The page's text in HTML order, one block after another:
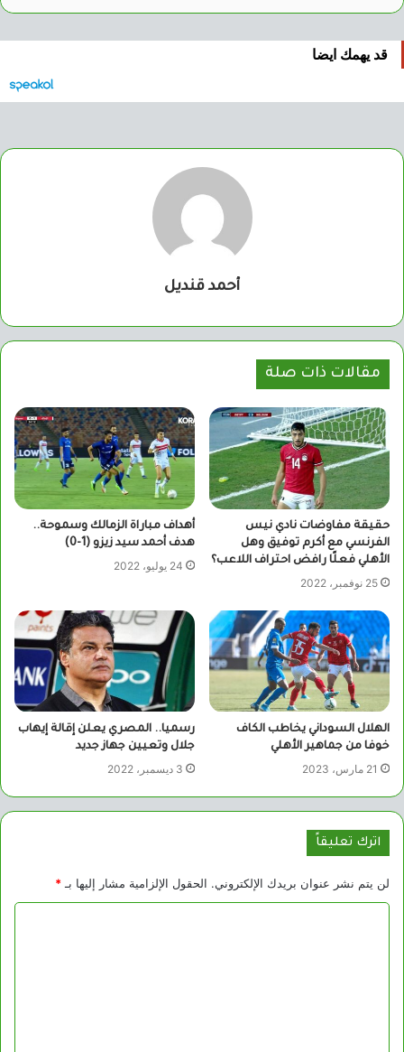
قد يهمك ايضا
أحمد قنديل
مقالات ذات صلة
حقيقة مفاوضات نادي نيس
الفرنسي مع أكرم توفيق وهل
الأهلي فعلًا رافض احتراف اللاعب؟
25 نوفمبر، 2022
أهداف مباراة الزمالك وسموحة..
هدف أحمد سيد زيزو (1-0)
24 يوليو، 2022
الهلال السوداني يخاطب الكاف
خوفا من جماهير الأهلي
21 مارس، 2023
رسميا.. المصري يعلن إقالة إيهاب
جلال وتعيين جهاز جديد
3 ديسمبر، 2022
اترك تعليقاً
لن يتم نشر عنوان بريدك الإلكتروني. الحقول الإلزامية مشار إليها بـ *